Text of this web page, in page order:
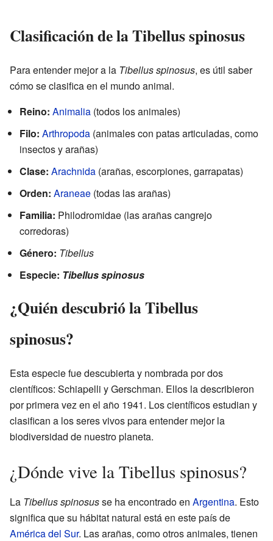
Clasificación de la Tibellus spinosus
Para entender mejor a la Tibellus spinosus, es útil saber
cómo se clasifica en el mundo animal.
Reino: Animalia (todos los animales)
Filo: Arthropoda (animales con patas articuladas, como
insectos y arañas)
Clase: Arachnida (arañas, escorpiones, garrapatas)
Orden: Araneae (todas las arañas)
Familia: Philodromidae (las arañas cangrejo
corredoras)
Género: Tibellus
Especie: Tibellus spinosus
¿Quién descubrió la Tibellus
spinosus?
Esta especie fue descubierta y nombrada por dos
científicos: Schiapelli y Gerschman. Ellos la describieron
por primera vez en el año 1941. Los científicos estudian y
clasifican a los seres vivos para entender mejor la
biodiversidad de nuestro planeta.
¿Dónde vive la Tibellus spinosus?
La Tibellus spinosusse ha encontrado en Argentina. Esto
significa que su hábitat natural está en este país de
América del Sur. Las arañas, como otros animales, tienen